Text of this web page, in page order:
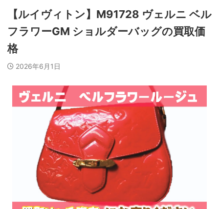
【ルイヴィトン】M91728 ヴェルニ ベル
フラワーGM ショルダーバッグの買取価
格
2026年6月1日